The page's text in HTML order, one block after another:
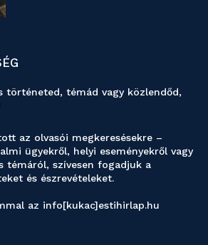
történeted, témád vagy közlendőd,
az olvasói megkeresésekre –
ügyekről, helyi eseményekről vagy
témáról, szívesen fogadjuk a
és észrevételeket.
az info[kukac]estihirlap.hu